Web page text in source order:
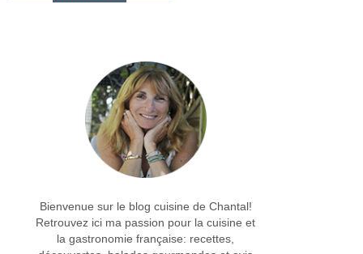
Bienvenue sur le blog cuisine de Chantal!
Retrouvez ici ma passion pour la cuisine et
la gastronomie française: recettes,